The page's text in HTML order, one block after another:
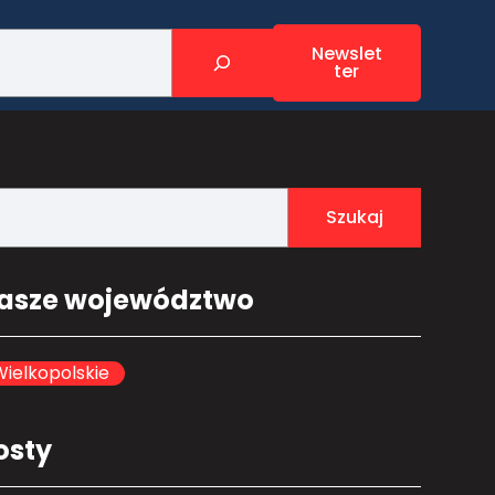
Newslet
ter
Szukaj
województwo